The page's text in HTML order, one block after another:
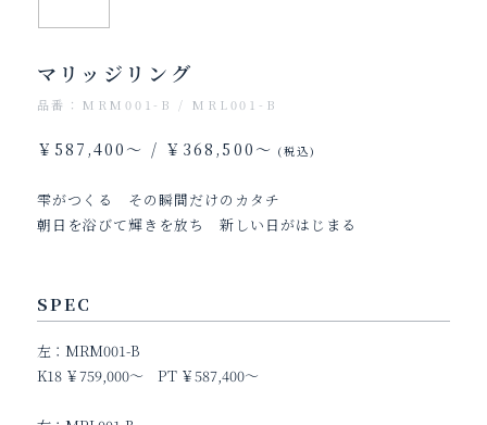
マリッジリング
品番：MRM001-B / MRL001-B
￥587,400〜 / ￥368,500〜 (税込)
雫がつくる その瞬間だけのカタチ
朝日を浴びて輝きを放ち 新しい日がはじまる
SPEC
左：MRM001-B
K18 ￥759,000～ PT ￥587,400～